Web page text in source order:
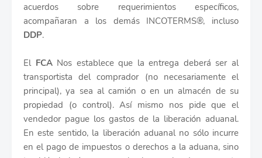
acuerdos sobre requerimientos específicos,
acompañaran a los demás INCOTERMS®, incluso
DDP.
ElFCANos establece que la entrega deberá ser al
transportista del comprador (no necesariamente el
principal), ya sea al camión o en un almacén de su
propiedad (o control). Así mismo nos pide que el
vendedor pague los gastos de la liberación aduanal.
En este sentido, la liberación aduanal no sólo incurre
en el pago de impuestos o derechos a la aduana, sino